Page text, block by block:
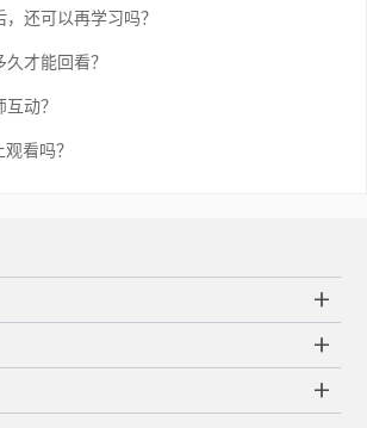
还可以再学习吗？
才能回看？
动？
看吗？